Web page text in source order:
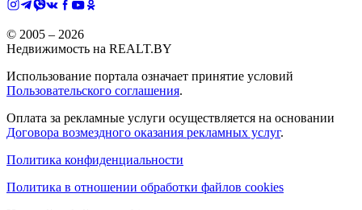
© 2005 – 2026
Недвижимость на REALT.BY
Использование портала означает принятие условий
Пользовательского соглашения.
Оплата за рекламные услуги осуществляется на основании
Договора возмездного оказания рекламных услуг.
Политика конфиденциальности
Политика в отношении обработки файлов cookies